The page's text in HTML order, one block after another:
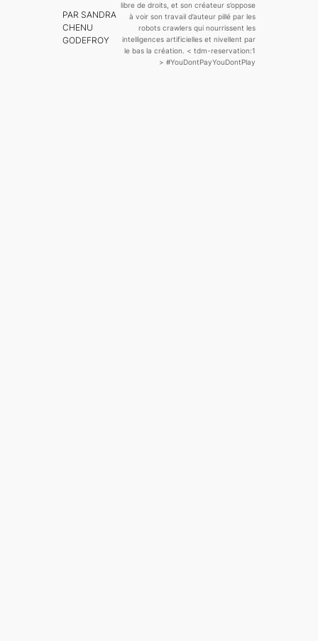
PAR SANDRA
CHENU
GODEFROY
libre de droits, et son créateur s’oppose
à voir son travail d’auteur pillé par les
robots crawlers qui nourrissent les
intelligences artificielles et nivellent par
le bas la création. < tdm-reservation:1
> #YouDontPayYouDontPlay